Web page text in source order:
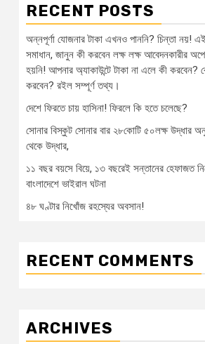
RECENT POSTS
অন্নপূর্ণা যোজনার টাকা এখনও পাননি? চিন্তা নয়!
সমাধান, জানুন কী করবেন লক্ষ লক্ষ আবেদনকারীর
হয়নি! আপনার অ্যাকাউন্টে টাকা না এলে কী করবেন?
করবেন? রইল সম্পূর্ণ তথ্য।
দেশে ফিরতে চায় হাসিনা! ফিরলে কি হতে চলেছে?
সোনার বিস্কুট সোনার বার ২৮কোটি ৫০লক্ষ উদ্ধার
থেকে উদ্ধার,
১১ বছর বয়সে বিয়ে, ১৩ বছরেই সন্তানের হেফাজত
বাংলাদেশে ভাইরাল ঘটনা
৪৮ ঘণ্টার নিখোঁজ রহস্যের অবসান!
RECENT COMMENTS
ARCHIVES